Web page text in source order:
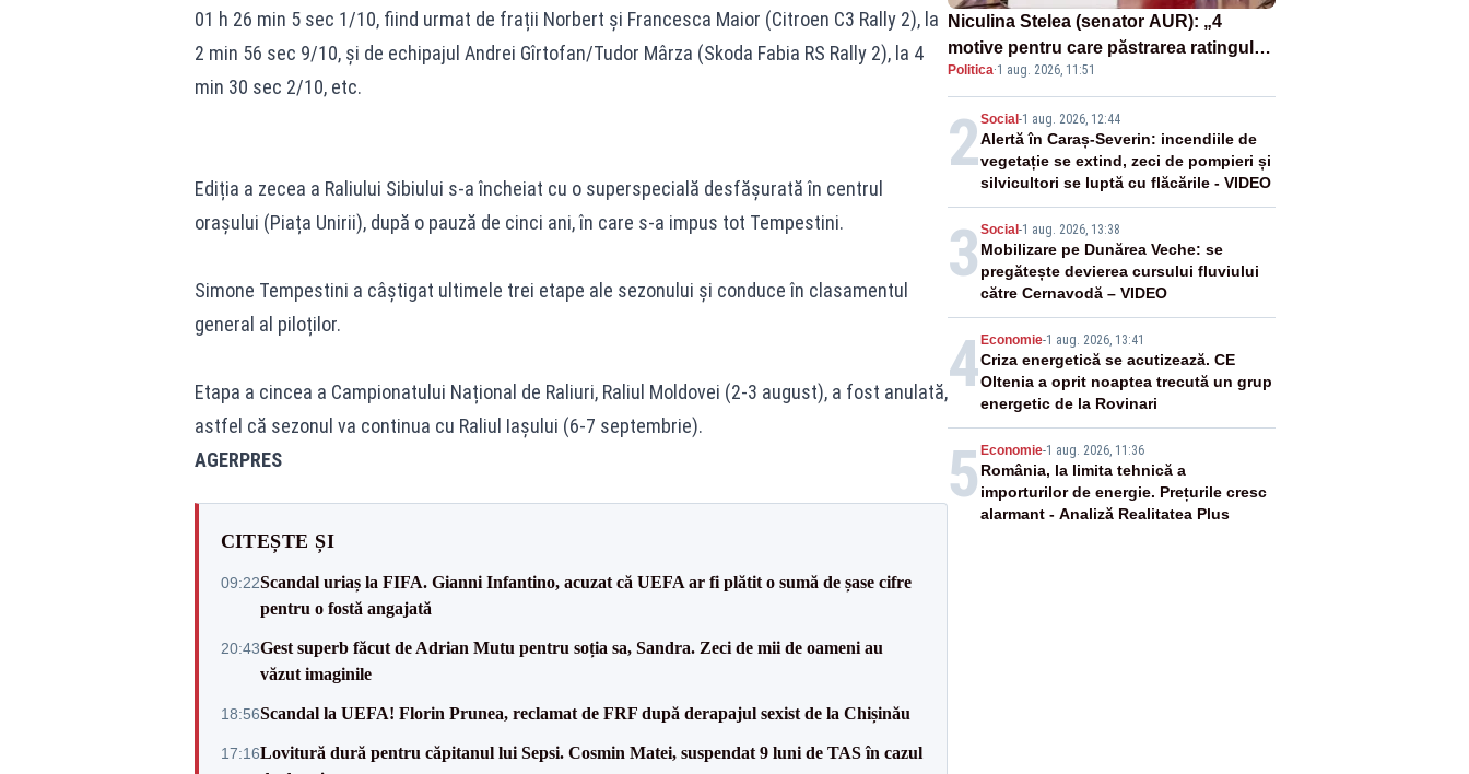
01 h 26 min 5 sec 1/10, fiind urmat de frații Norbert și Francesca Maior (Citroen C3 Rally 2), la
2 min 56 sec 9/10, și de echipajul Andrei Gîrtofan/Tudor Mârza (Skoda Fabia RS Rally 2), la 4
min 30 sec 2/10, etc.
Ediția a zecea a Raliului Sibiului s-a încheiat cu o superspecială desfășurată în centrul
orașului (Piața Unirii), după o pauză de cinci ani, în care s-a impus tot Tempestini.
Simone Tempestini a câștigat ultimele trei etape ale sezonului și conduce în clasamentul
general al piloților.
Etapa a cincea a Campionatului Național de Raliuri, Raliul Moldovei (2-3 august), a fost anulată,
astfel că sezonul va continua cu Raliul Iașului (6-7 septembrie).
AGERPRES
CITEȘTE ȘI
09:22Scandal uriaș la FIFA. Gianni Infantino, acuzat că UEFA ar fi plătit o sumă de șase cifre
pentru o fostă angajată
20:43Gest superb făcut de Adrian Mutu pentru soția sa, Sandra. Zeci de mii de oameni au
văzut imaginile
18:56Scandal la UEFA! Florin Prunea, reclamat de FRF după derapajul sexist de la Chișinău
17:16Lovitură dură pentru căpitanul lui Sepsi. Cosmin Matei, suspendat 9 luni de TAS în cazul
Niculina Stelea (senator AUR): „4
motive pentru care păstrarea ratingului
de țară nu este o reușită pentru
Guvernul Bolojan”
Politica·1 aug. 2026, 11:51
2Social -1 aug. 2026, 12:44
Alertă în Caraș-Severin: incendiile de
vegetație se extind, zeci de pompieri și
silvicultori se luptă cu flăcările - VIDEO
3 Social -1 aug. 2026, 13:38
Mobilizare pe Dunărea Veche: se
pregătește devierea cursului fluviului
către Cernavodă – VIDEO
4 Economie-1 aug. 2026, 13:41
Criza energetică se acutizează. CE
Oltenia a oprit noaptea trecută un grup
energetic de la Rovinari
5 Economie-1 aug. 2026, 11:36
România, la limita tehnică a
importurilor de energie. Prețurile cresc
alarmant - Analiză Realitatea Plus